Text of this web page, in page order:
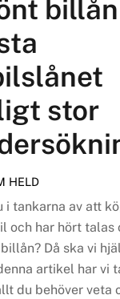
billån
stor
HELD
i tankarna av att
och har hört talas
Då ska vi
artikel har vi
du behöver veta